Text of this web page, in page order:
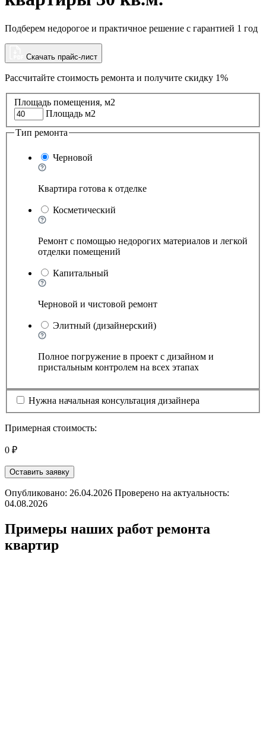
Подберем недорогое и практичное решение с гарантией 1 год
Скачать прайс-лист
Рассчитайте стоимость ремонта и получите скидку 1%
Площадь помещения, м2
Площадь м2
Тип ремонта
Черновой
Квартира готова к отделке
Косметический
Ремонт с помощью недорогих материалов и легкой
отделки помещений
Капитальный
Черновой и чистовой ремонт
Элитный (дизайнерский)
Полное погружение в проект с дизайном и
пристальным контролем на всех этапах
Нужна начальная консультация дизайнера
Примерная стоимость:
0 ₽
Оставить заявку
Опубликовано: 26.04.2026 Проверено на актуальность:
04.08.2026
Примеры наших работ ремонта
квартир